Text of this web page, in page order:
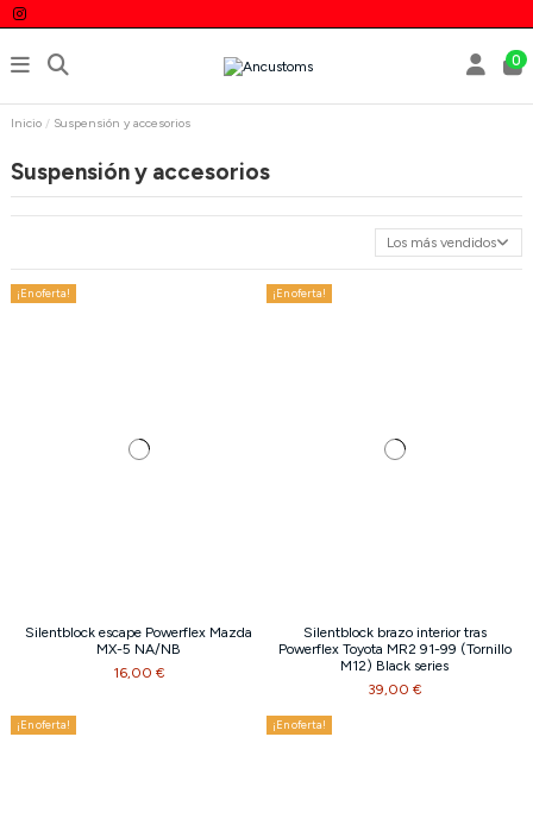
0
Inicio Suspensión y accesorios
Suspensión y accesorios
Los más vendidos
¡En oferta!
Silentblock escape Powerflex Mazda
MX-5 NA/NB
16,00 €
¡En oferta!
Silentblock brazo interior tras
Powerflex Toyota MR2 91-99 (Tornillo
M12) Black series
39,00 €
¡En oferta! ¡En oferta!